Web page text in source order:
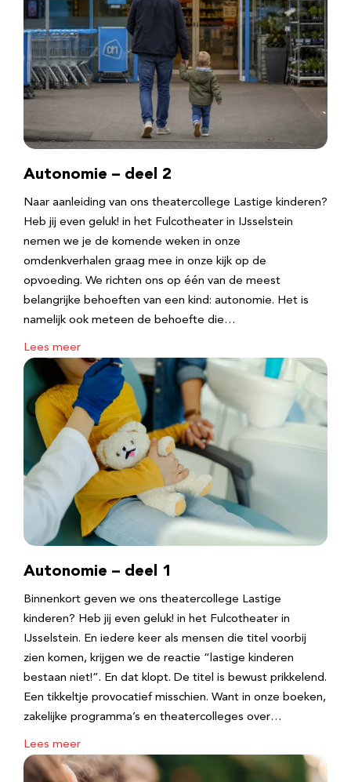
Autonomie – deel 2
Naar aanleiding van ons theatercollege Lastige kinderen?
Heb jij even geluk! in het Fulcotheater in IJsselstein
nemen we je de komende weken in onze
omdenkverhalen graag mee in onze kijk op de
opvoeding. We richten ons op één van de meest
belangrijke behoeften van een kind: autonomie. Het is
namelijk ook meteen de behoefte die…
Lees meer
Autonomie – deel 1
Binnenkort geven we ons theatercollege Lastige
kinderen? Heb jij even geluk! in het Fulcotheater in
IJsselstein. En iedere keer als mensen die titel voorbij
zien komen, krijgen we de reactie “lastige kinderen
bestaan niet!”. En dat klopt. De titel is bewust prikkelend.
Een tikkeltje provocatief misschien. Want in onze boeken,
zakelijke programma’s en theatercolleges over…
Lees meer